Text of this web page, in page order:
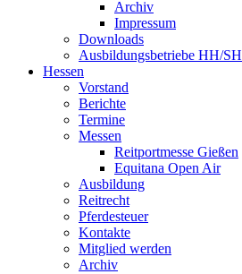
Archiv
Impressum
Downloads
Ausbildungsbetriebe HH/SH
Hessen
Vorstand
Berichte
Termine
Messen
Reitportmesse Gießen
Equitana Open Air
Ausbildung
Reitrecht
Pferdesteuer
Kontakte
Mitglied werden
Archiv